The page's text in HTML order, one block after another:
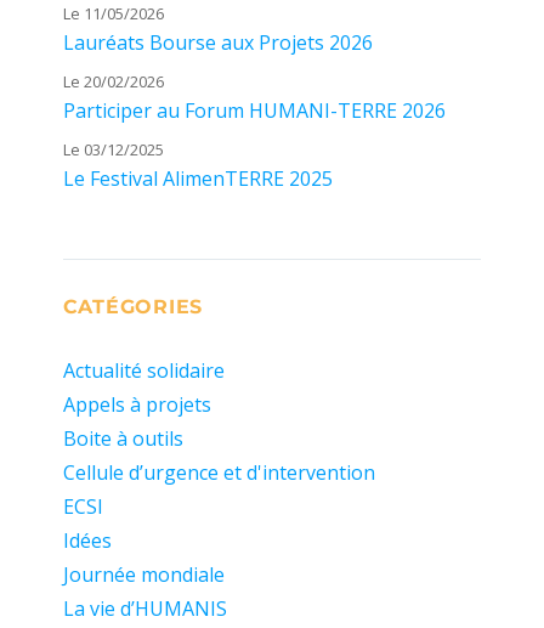
Le 11/05/2026
Lauréats Bourse aux Projets 2026
Le 20/02/2026
Participer au Forum HUMANI-TERRE 2026
Le 03/12/2025
Le Festival AlimenTERRE 2025
CATÉGORIES
Actualité solidaire
Appels à projets
Boite à outils
Cellule d’urgence et d'intervention
ECSI
Idées
Journée mondiale
La vie d’HUMANIS